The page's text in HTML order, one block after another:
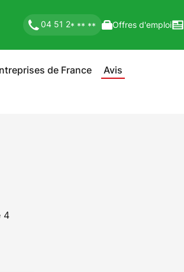
04 51 2* ** ** Offres d'emploi
de France
Avis
4